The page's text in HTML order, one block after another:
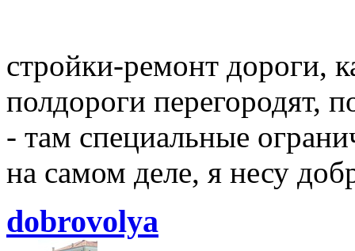
стройки-ремонт дороги,
полдороги перегородят,
- там специальные
на самом деле, я несу
dobrovolya